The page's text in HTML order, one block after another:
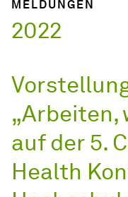
MELDUNGEN
2022
„Arbeiten,
auf der 5.
Health